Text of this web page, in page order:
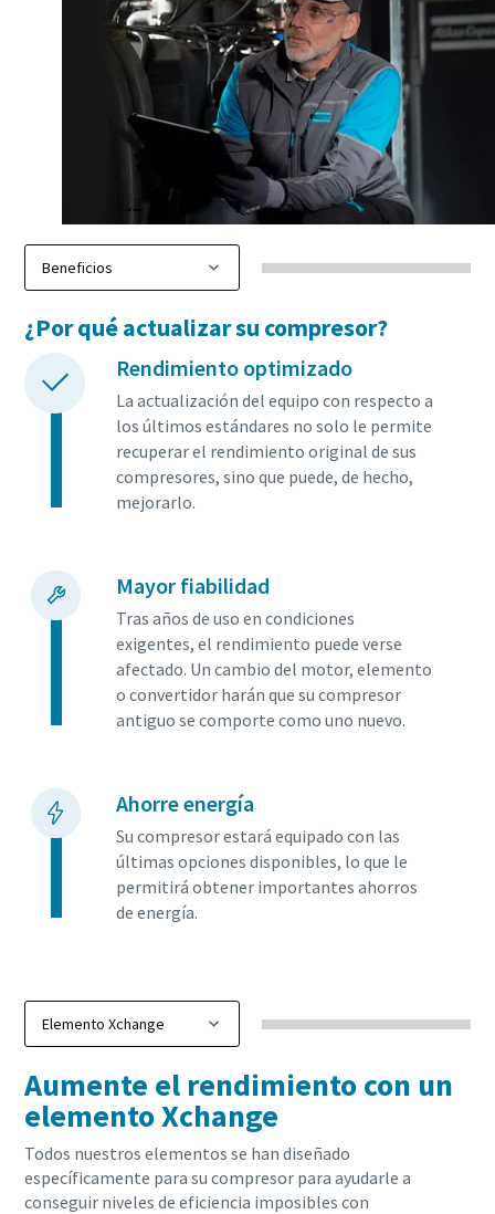
Reducción de la huella de carbono para una producción
ecológica: todo lo que necesita saber
Obtenga más información
Todo lo que necesita saber sobre su proceso de
transporte neumático
Descubra cómo puede crear un proceso de transporte
neumático más eficiente.
¿Por qué actualizar su compresor?
Rendimiento optimizado
La actualización del equipo con respecto a
los últimos estándares no solo le permite
recuperar el rendimiento original de sus
compresores, sino que puede, de hecho,
mejorarlo.
Mayor fiabilidad
Tras años de uso en condiciones
exigentes, el rendimiento puede verse
afectado. Un cambio del motor, elemento
o convertidor harán que su compresor
antiguo se comporte como uno nuevo.
Ahorre energía
Su compresor estará equipado con las
últimas opciones disponibles, lo que le
permitirá obtener importantes ahorros
de energía.
Aumente el rendimiento con un
elemento Xchange
Todos nuestros elementos se han diseñado
específicamente para su compresor para ayudarle a
conseguir niveles de eficiencia imposibles con